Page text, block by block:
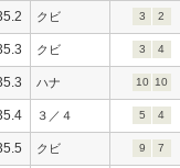
クビ 3 2
クビ 3 4
ハナ 10 10
３／４ 5 4
クビ 9 7